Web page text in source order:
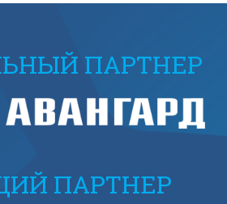
ПАРТНЕР
ПАРТНЕР